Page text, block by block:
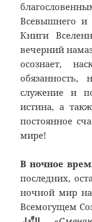
Всевышнего и
Книги
вечерний
осознает,
обязанность,
служение и
истина, а
постоянное
мире!
В ночное
последних,
ночной мир
Всемогущем